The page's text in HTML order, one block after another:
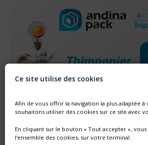
SALON ANDINA PACK - BOGOTA
Retrouvez les solutions Thimonnier sur le
Ce site utilise des cookies
Afin de vous offrir la navigation la plus adaptée à
souhaitons utiliser des cookies sur ce site avec
En cliquant sur le bouton « Tout accepter »,
l’ensemble des cookies, sur votre terminal.